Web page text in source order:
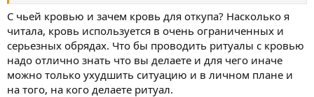
С чьей кровью и зачем кровь для откупа? Насколько я
читала, кровь используется в очень ограниченных и
серьезных обрядах. Что бы проводить ритуалы с кровью
надо отлично знать что вы делаете и для чего иначе
можно только ухудшить ситуацию и в личном плане и
на того, на кого делаете ритуал.